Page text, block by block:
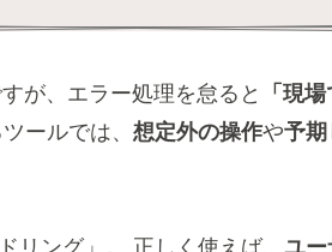
が、エラー処理を怠ると 「現
ールでは、 想定外の操作や予期